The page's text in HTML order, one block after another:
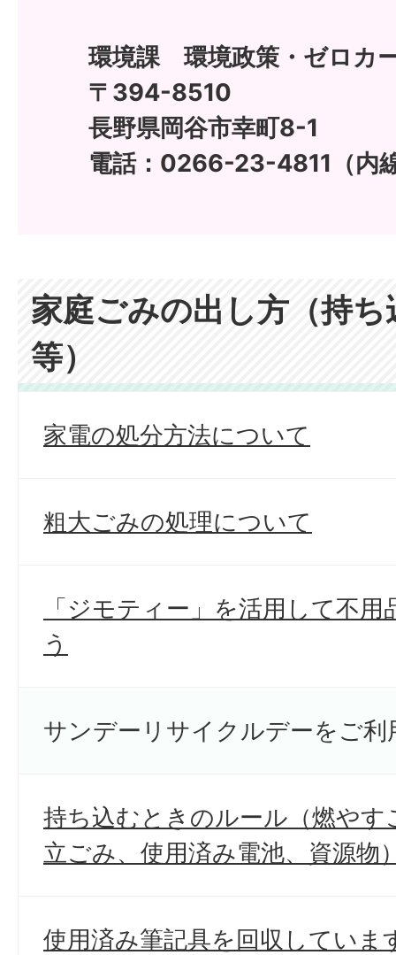
環境課 環境政策・ゼロカ
〒394-8510
長野県岡谷市幸町8-1
電話：0266-23-4811（内
家庭ごみの出し方（持
等）
家電の処分方法について
粗大ごみの処理について
「ジモティー」を活用して不
う
サンデーリサイクルデーをご利
持ち込むときのルール（燃やす
立ごみ、使用済み電池、資源物
使用済み筆記具を回収していま